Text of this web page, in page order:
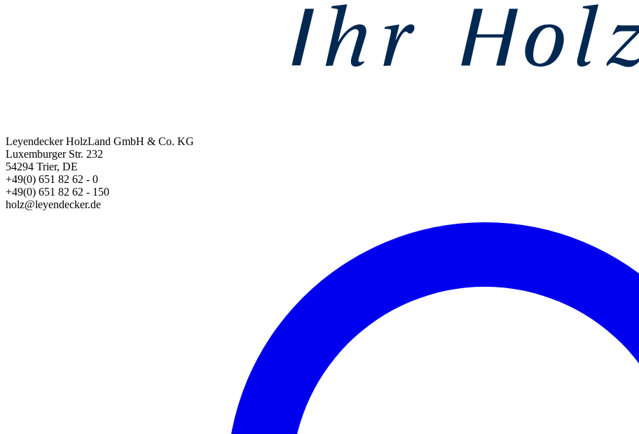
Leyendecker HolzLand GmbH & Co. KG
Luxemburger Str. 232
54294 Trier, DE
+49(0) 651 82 62 - 0
+49(0) 651 82 62 - 150
holz@leyendecker.de